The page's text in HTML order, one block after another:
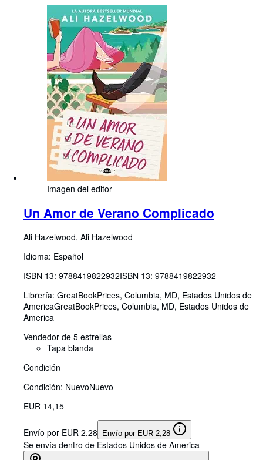
Imagen del editor
Un Amor de Verano Complicado
Ali Hazelwood, Ali Hazelwood
Idioma: Español
ISBN 13: 9788419822932ISBN 13: 9788419822932
Librería: GreatBookPrices, Columbia, MD, Estados Unidos de
AmericaGreatBookPrices, Columbia, MD, Estados Unidos de
America
Vendedor de 5 estrellas
Tapa blanda
Condición
Condición: NuevoNuevo
EUR 14,15
Envío por EUR 2,28 Envío por EUR 2,28
Se envía dentro de Estados Unidos de America